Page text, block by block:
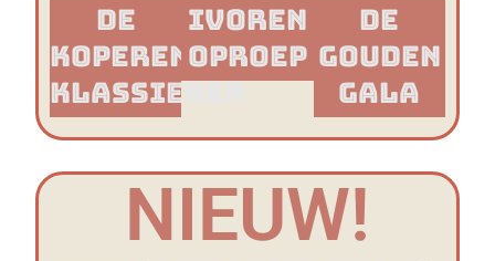
De
Koperen
Klassieker​
Ivoren
Oproep
De
Gouden
Gala
NIEUW!